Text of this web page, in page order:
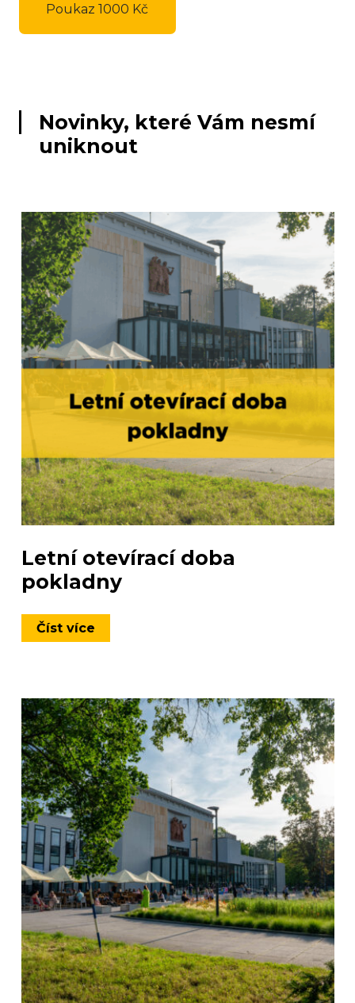
Poukaz 1000 Kč
Novinky, které Vám nesmí
uniknout
Letní otevírací doba
pokladny
Číst více